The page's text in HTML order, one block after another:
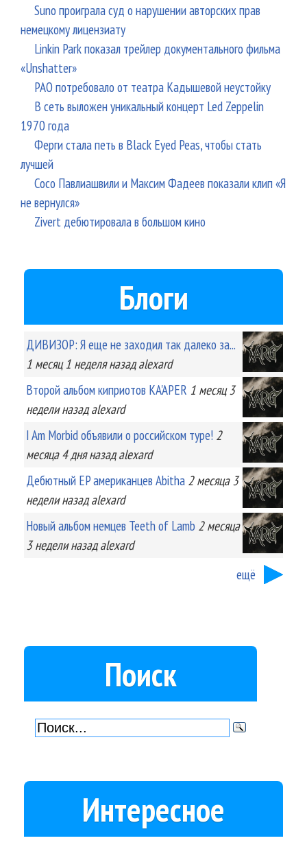
Suno проиграла суд о нарушении авторских прав
немецкому лицензиату
Linkin Park показал трейлер документального фильма
«Unshatter»
РАО потребовало от театра Кадышевой неустойку
В сеть выложен уникальный концерт Led Zeppelin
1970 года
Ферги стала петь в Black Eyed Peas, чтобы стать
лучшей
Сосо Павлиашвили и Максим Фадеев показали клип «Я
не вернулся»
Zivert дебютировала в большом кино
Блоги
ДИВИЗОР: Я еще не заходил так далеко за...
1 месяц 1 неделяназад alexard
Второй альбом киприотов KA'APER 1 месяц 3
неделиназад alexard
I Am Morbid объявили о российском туре! 2
месяца 4 дняназад alexard
Дебютный EP американцев Abitha 2 месяца 3
неделиназад alexard
Новый альбом немцев Teeth of Lamb 2 месяца
3 неделиназад alexard
ещё
Поиск
Интересное